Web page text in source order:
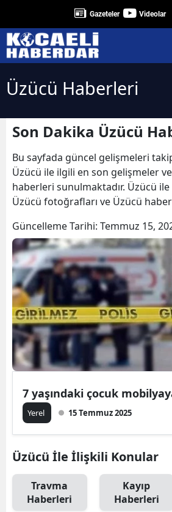
Gazeteler Videolar
Üzücü Haberleri
Son Dakika Üzücü
Bu sayfada güncel gelişmeleri
Üzücü ile ilgili en son gelişmeler
haberleri sunulmaktadır. Üzücü
Üzücü fotoğrafları ve Üzücü
Güncelleme Tarihi: Temmuz 15,
7 yaşındaki çocuk
Yerel 15 Temmuz 2025
Üzücü İle İlişkili Konular
Travma
Haberleri
Kayıp
Haberleri